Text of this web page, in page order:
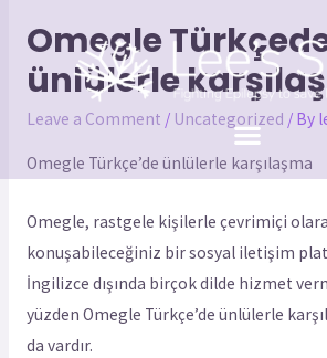
Omegle
ünlülerle
Leave a Comment / Uncategorized / By
Omegle Türkçe’de ünlülerle karşılaşma
Omegle, rastgele kişilerle çevrimiçi
konuşabileceğiniz bir sosyal iletişim
İngilizce dışında birçok dilde hizmet
yüzden Omegle Türkçe’de ünlülerle
da vardır.